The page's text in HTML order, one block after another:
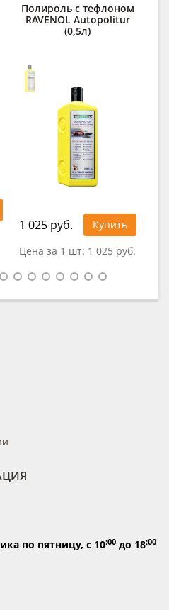
Полироль с тефлоном
RAVENOL Autopolitur
(0,5л)
1 025 руб.
Купить
Цена за 1 шт: 1 025 руб.
по пятницу, с 10:00 до 18:00